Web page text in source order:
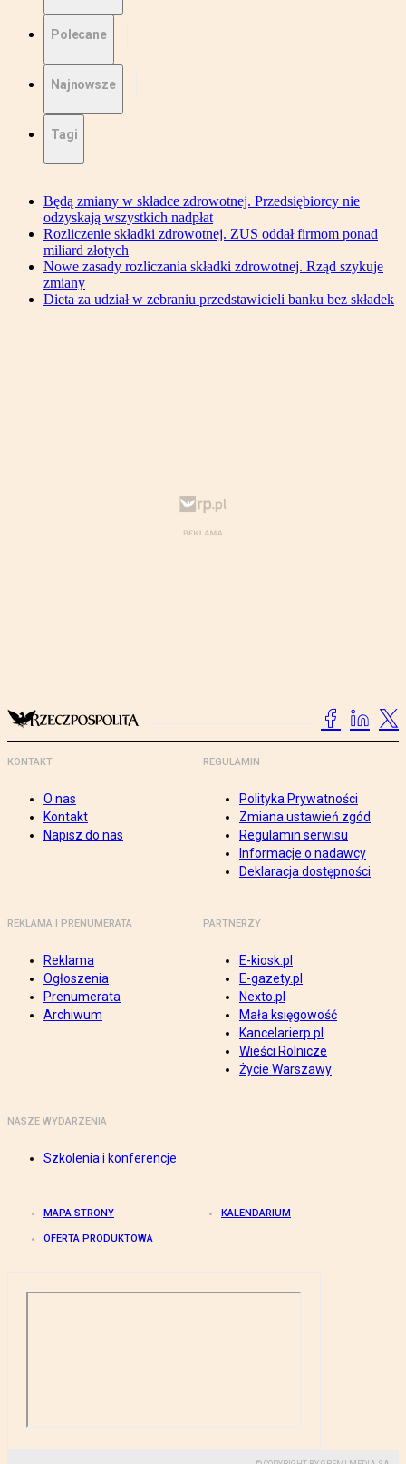
Polecane
Najnowsze
Tagi
Będą zmiany w składce zdrowotnej. Przedsiębiorcy nie
odzyskają wszystkich nadpłat
Rozliczenie składki zdrowotnej. ZUS oddał firmom ponad
miliard złotych
Nowe zasady rozliczania składki zdrowotnej. Rząd szykuje
zmiany
Dieta za udział w zebraniu przedstawicieli banku bez składek
KONTAKT
O nas
Kontakt
Napisz do nas
REGULAMIN
Polityka Prywatności
Zmiana ustawień zgód
Regulamin serwisu
Informacje o nadawcy
Deklaracja dostępności
REKLAMA I PRENUMERATA
Reklama
Ogłoszenia
Prenumerata
Archiwum
PARTNERZY
E-kiosk.pl
E-gazety.pl
Nexto.pl
Mała księgowość
Kancelarierp.pl
Wieści Rolnicze
Życie Warszawy
NASZE WYDARZENIA
Szkolenia i konferencje
MAPA STRONY KALENDARIUM
OFERTA PRODUKTOWA